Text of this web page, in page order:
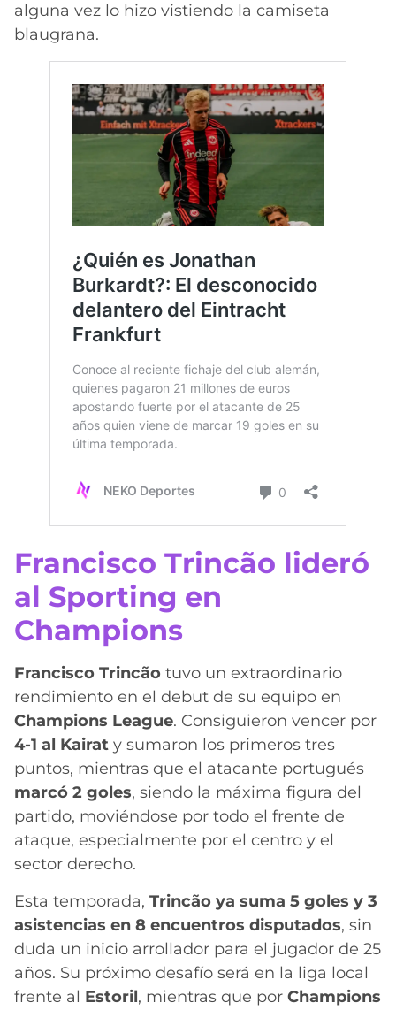
alguna vez lo hizo vistiendo la camiseta
blaugrana.
Francisco Trincão lideró
al Sporting en
Champions
Francisco Trincão tuvo un extraordinario
rendimiento en el debut de su equipo en
Champions League. Consiguieron vencer por
4-1 al Kairat y sumaron los primeros tres
puntos, mientras que el atacante portugués
marcó 2 goles, siendo la máxima figura del
partido, moviéndose por todo el frente de
ataque, especialmente por el centro y el
sector derecho.
Esta temporada, Trincão ya suma 5 goles y 3
asistencias en 8 encuentros disputados, sin
duda un inicio arrollador para el jugador de 25
años. Su próximo desafío será en la liga local
frente al Estoril, mientras que por Champions